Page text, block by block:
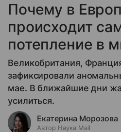
Почему в
происходит
потепление в
Великобритания,
зафиксировали
мае. В ближайшие дни
усилиться.
Екатерина Морозова
Автор Наука Mail